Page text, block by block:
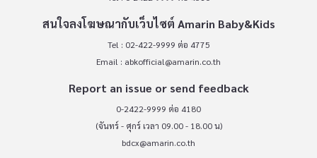
สนใจลงโฆษณากับเว็บไซต์ Amarin Baby&Kids
Tel : 02-422-9999 ต่อ 4775
Email : abkofficial@amarin.co.th
Report an issue or send feedback
0-2422-9999 ต่อ 4180
(จันทร์ - ศุกร์ เวลา 09.00 - 18.00 น)
bdcx@amarin.co.th